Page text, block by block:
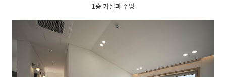
1층 거실과 주방